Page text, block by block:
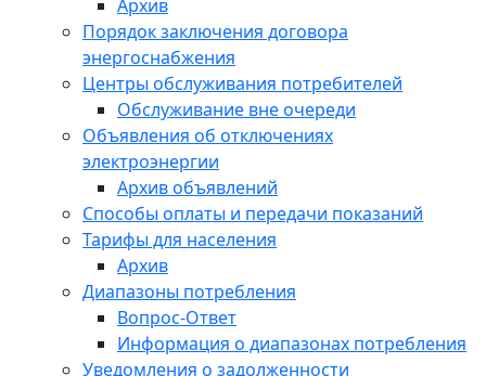
Архив
Порядок заключения договора
энергоснабжения
Центры обслуживания потребителей
Обслуживание вне очереди
Объявления об отключениях
электроэнергии
Архив объявлений
Способы оплаты и передачи показаний
Тарифы для населения
Архив
Диапазоны потребления
Вопрос-Ответ
Информация о диапазонах потребления
Уведомления о задолженности